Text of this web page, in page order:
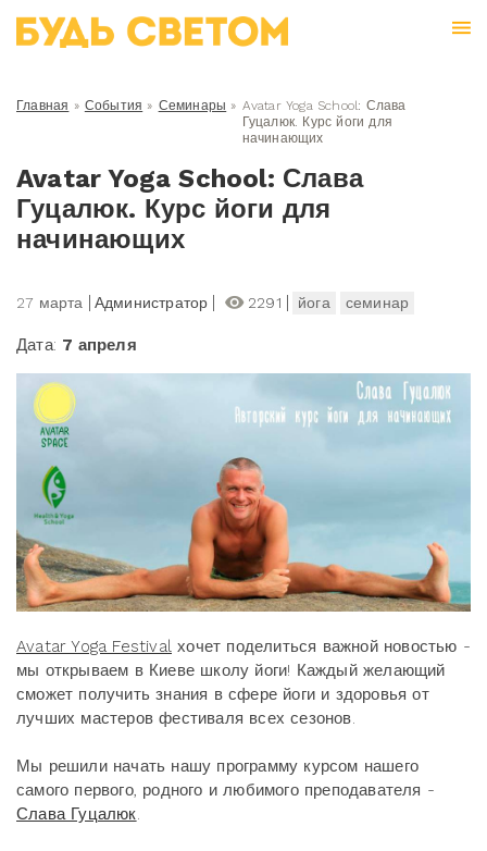
Главная » События » Семинары » Avatar Yoga School: Слава
Гуцалюк. Курс йоги для
начинающих
Avatar Yoga School: Слава
Гуцалюк. Курс йоги для
начинающих
27 марта Администратор 2291 йога семинар
Дата: 7 апреля
Avatar Yoga Festival хочет поделиться важной новостью -
мы открываем в Киеве школу йоги! Каждый желающий
сможет получить знания в сфере йоги и здоровья от
лучших мастеров фестиваля всех сезонов.
Мы решили начать нашу программу курсом нашего
самого первого, родного и любимого преподавателя -
Слава Гуцалюк.